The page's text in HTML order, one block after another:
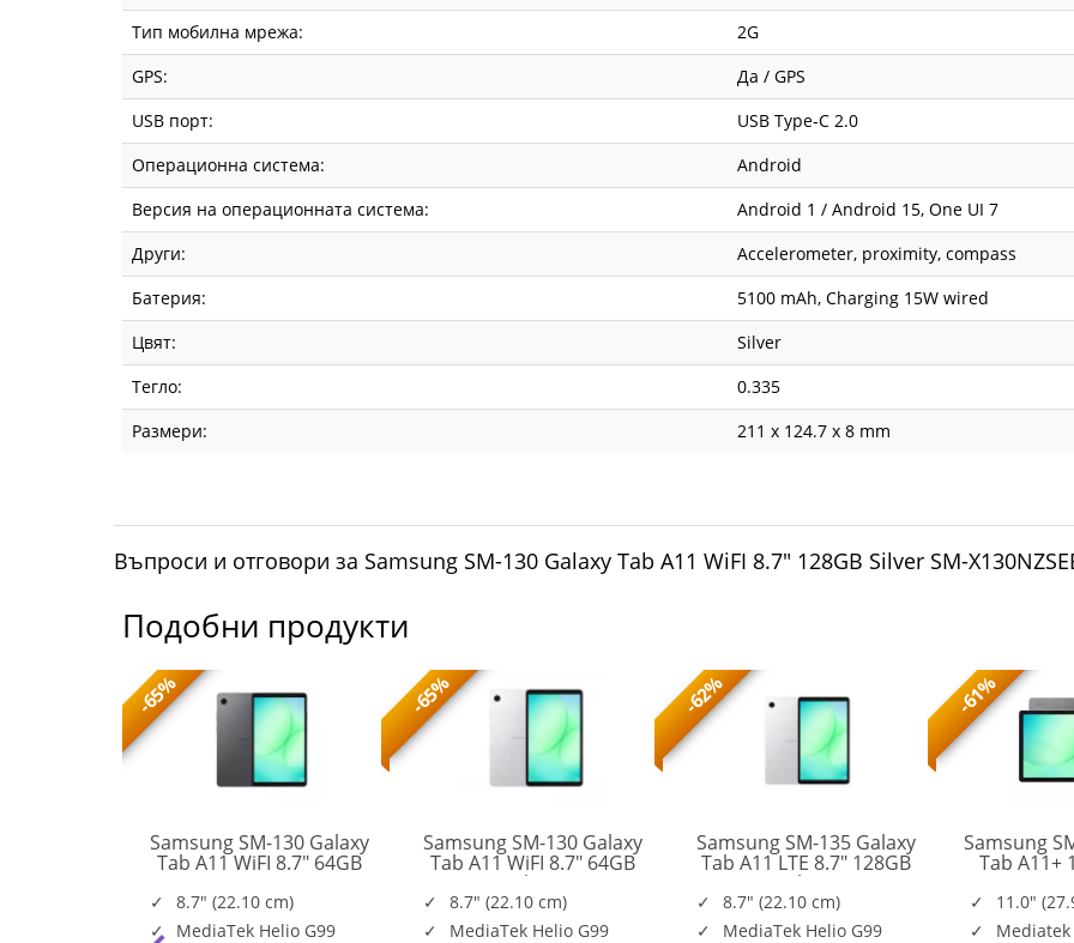
Тип мобилна мрежа:
2G
GPS:
Да / GPS
USB порт:
USB Type-C 2.0
Операционна система:
Android
Версия на операционната система:
Android 1 / Android 15, One UI 7
Други:
Accelerometer, proximity, compass
Батерия:
5100 mAh, Charging 15W wired
Цвят:
Silver
Тегло:
0.335
Размери:
211 x 124.7 x 8 mm
Въпроси и отговори за Samsung SM-130 Galaxy Tab A11 WiFI 8.7" 128GB Silver SM-
Подобни продукти
83L3001FBM
-65%
Samsung SM-130 Galaxy
Tab A11 WiFI 8.7" 64GB
X130NZAAEUE
8.7" (22.10 cm)
MediaTek Helio G99
-65%
Samsung SM-130 Galaxy
Tab A11 WiFI 8.7" 64GB
Silver
X130NZSAEUE
8.7" (22.10 cm)
MediaTek Helio G99
-62%
Samsung SM-135 Galaxy
Tab A11 LTE 8.7" 128GB
Silver
X135FZSEEUE
8.7" (22.10 cm)
MediaTek Helio G99
-61%
Samsung
Tab A11+
11.0"